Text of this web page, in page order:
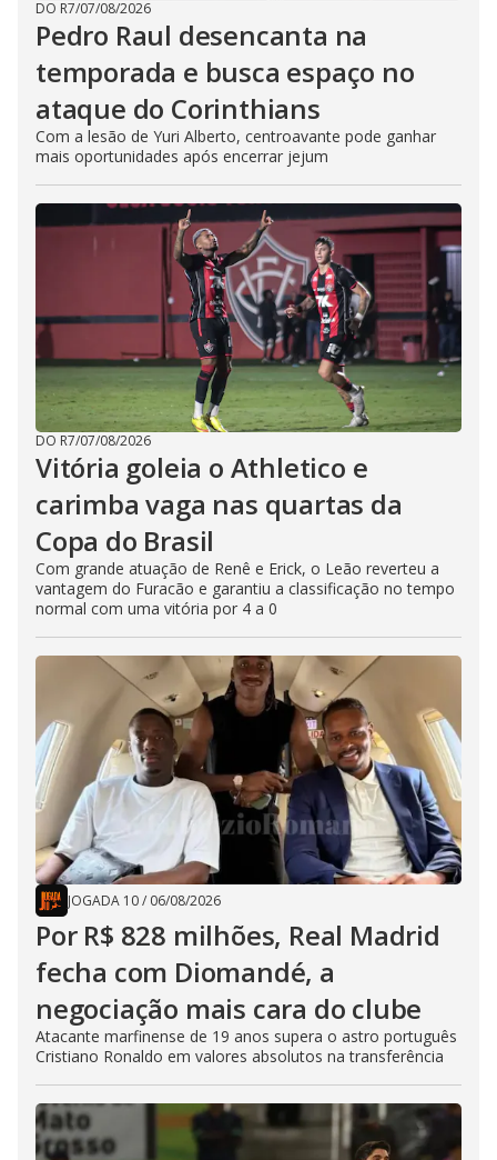
DO R7/07/08/2026
Pedro Raul desencanta na
temporada e busca espaço no
ataque do Corinthians
Com a lesão de Yuri Alberto, centroavante pode ganhar
mais oportunidades após encerrar jejum
DO R7/07/08/2026
Vitória goleia o Athletico e
carimba vaga nas quartas da
Copa do Brasil
Com grande atuação de Renê e Erick, o Leão reverteu a
vantagem do Furacão e garantiu a classificação no tempo
normal com uma vitória por 4 a 0
JOGADA 10/ 06/08/2026
Por R$ 828 milhões, Real Madrid
fecha com Diomandé, a
negociação mais cara do clube
Atacante marfinense de 19 anos supera o astro português
Cristiano Ronaldo em valores absolutos na transferência